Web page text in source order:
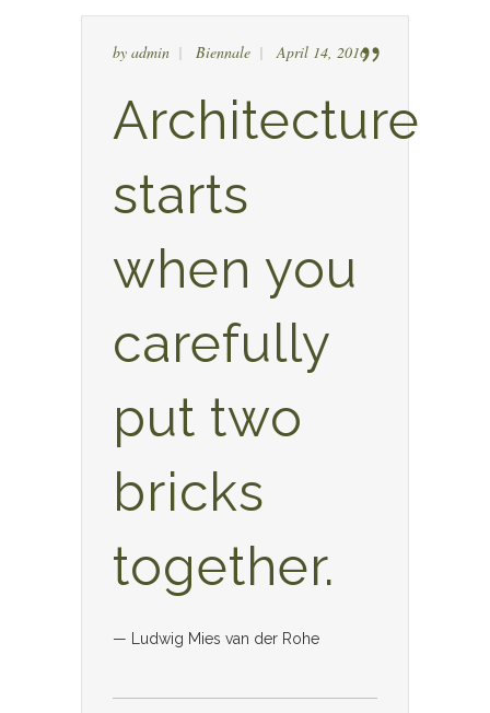
by admin Biennale April 14, 2016
Architecture
starts
when you
carefully
put two
bricks
together.
— Ludwig Mies van der Rohe